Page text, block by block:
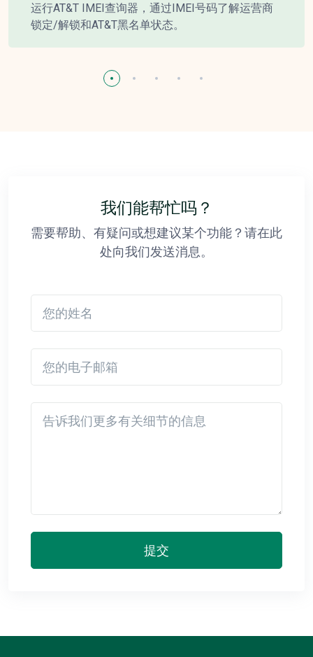
运行AT&T IMEI查询器，通过IMEI号码了解运营商
锁定/解锁和AT&T黑名单状态。
我们能帮忙吗？
需要帮助、有疑问或想建议某个功能？请在此
处向我们发送消息。
提交